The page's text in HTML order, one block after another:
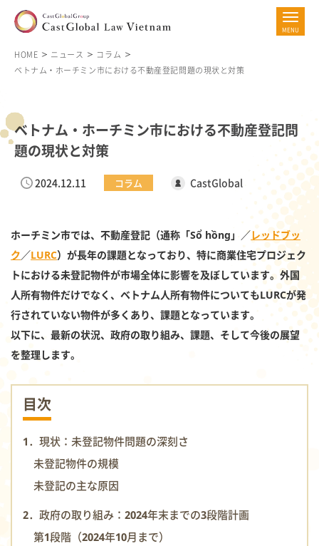
HOME ニュース
コラム
ベトナム・ホーチミン市における不動産登記問題の現状と対策
ベトナム・ホーチミン市における不動産登記問
題の現状と対策
2024.12.11 コラム CastGlobal
ホーチミン市では、不動産登記（通称「Sổ hồng」／レッドブッ
ク／LURC）が長年の課題となっており、特に商業住宅プロジェク
トにおける未登記物件が市場全体に影響を及ぼしています。外国
人所有物件だけでなく、ベトナム人所有物件についてもLURCが発
行されていない物件が多くあり、課題となっています。
以下に、最新の状況、政府の取り組み、課題、そして今後の展望
を整理します。
目次
1．現状：未登記物件問題の深刻さ
未登記物件の規模
未登記の主な原因
2．政府の取り組み：2024年末までの3段階計画
第1段階（2024年10月まで）